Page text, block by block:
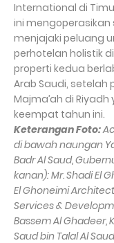
International di
ini
menjajaki peluang
perhotelan holistik
properti kedua
Arab Saudi, setelah
Majma’ah di
keempat tahun ini.
Keterangan Foto:
di bawah naungan
Badr Al Saud,
kanan): Mr. Shadi El
El Ghoneimi
Services &
Bassem Al Ghadeer,
Saud bin Talal Al